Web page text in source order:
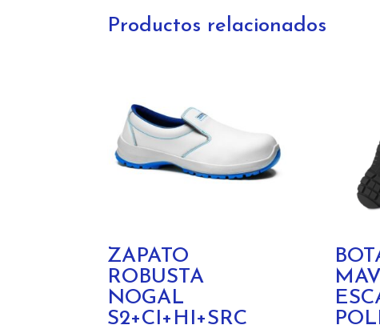
Productos relacionados
ZAPATO
ROBUSTA
NOGAL
S2+CI+HI+SRC